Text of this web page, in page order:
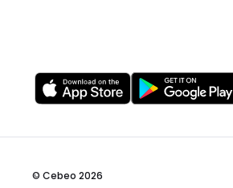
© Cebeo 2026